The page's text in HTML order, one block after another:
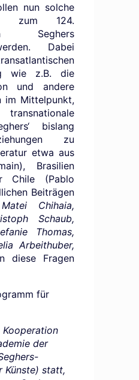
nun solche
zum 124.
Seghers
Dabei
wie z.B. die
und andere
im Mittelpunkt,
bislang
zu
etwa aus
Brasilien
Chile (Pablo
Beiträgen
Chihaia,
Schaub,
Thomas,
Arbeithuber,
diese Fragen
für
der
Künste) statt,